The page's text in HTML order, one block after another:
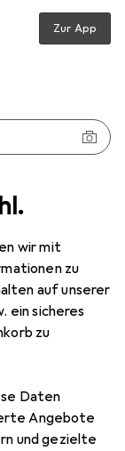
wir mit
zu
auf unserer
ein sicheres
zu
Daten
Angebote
und gezielte
Zur App
- Poo - Poop
-